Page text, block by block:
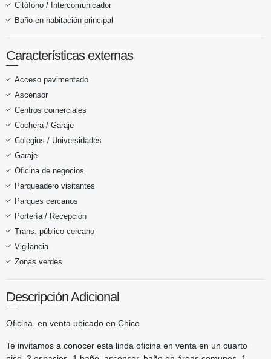
Citófono / Intercomunicador
Baño en habitación principal
Características externas
Acceso pavimentado
Ascensor
Centros comerciales
Cochera / Garaje
Colegios / Universidades
Garaje
Oficina de negocios
Parqueadero visitantes
Parques cercanos
Portería / Recepción
Trans. público cercano
Vigilancia
Zonas verdes
Descripción Adicional
Oficina en venta ubicado en Chico
Te invitamos a conocer esta linda oficina en venta en un cuarto